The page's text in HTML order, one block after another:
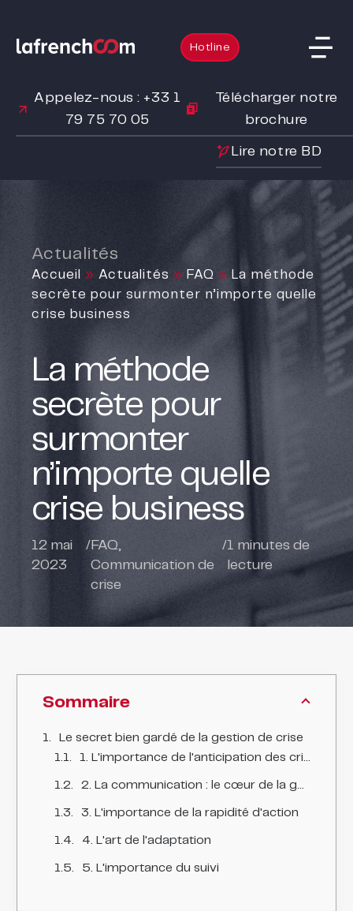
Hotline
Appelez-nous : +33 1
79 75 70 05
Télécharger notre
brochure
Lire notre BD
Actualités
Accueil » Actualités » FAQ » La méthode
secrète pour surmonter n’importe quelle
crise business
La méthode
secrète pour
surmonter
n’importe quelle
crise business
12 mai
2023
/FAQ,
Communication de
crise
/1 minutes de
lecture
Sommaire
Le secret bien gardé de la gestion de crise
1. L'importance de l'anticipation des crises
2. La communication : le cœur de la gestion de crise
3. L'importance de la rapidité d'action
4. L'art de l'adaptation
5. L'importance du suivi